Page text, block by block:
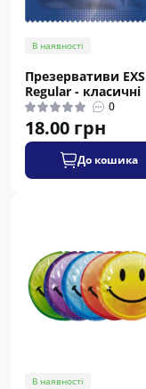
В наявності
Презервативи EXS
Regular - класичні
0
18.00 грн
До кошика
В наявності